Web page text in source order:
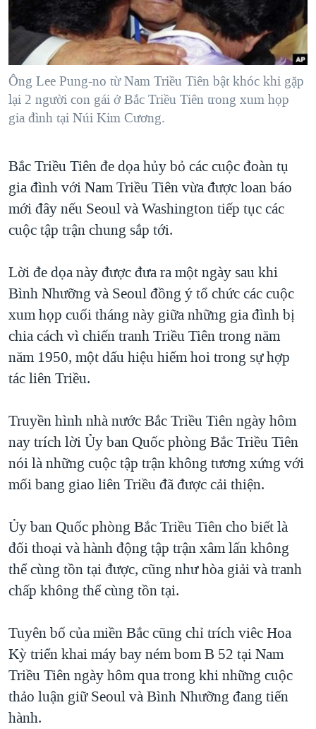
"Tìm"
NGƯỜI VIỆT HẢI NGOẠI
ĐỜI SỐNG
KINH TẾ
KHOA HỌC
SỨC KHOẺ
THỂ THAO
GIÁO DỤC
HÀNH TRÌNH BẦU CỬ 2024
MỘT NĂM CHIẾN TRANH TẠI DẢI GAZA
GIẢI MÃ VÀNH ĐAI & CON ĐƯỜNG
NGÀY TỊ NẠN THẾ GIỚI
CHI PHÍ CHIẾN TRANH AFGHANISTAN
CÁC GIÁ TRỊ CỘNG HÒA Ở VIỆT NAM
THƯỢNG ĐỈNH TRUMP-KIM TẠI VIỆT NAM
NGƯ DÂN VIỆT VÀ LÀN SÓNG TRỘM HẢI SÂM
BÊN KIA QUỐC LỘ: TIẾNG VỌNG TỪ NÔNG THÔN MỸ
QUAN HỆ VIỆT MỸ
VIDEO
NGHE
MẠNG XÃ HỘI
Ông Lee Pung-no từ Nam Triều Tiên bật khóc khi gặp
lại 2 người con gái ở Bắc Triều Tiên trong xum họp
gia đình tại Núi Kim Cương.
Bắc Triều Tiên đe dọa hủy bỏ các cuộc đoàn tụ
gia đình với Nam Triều Tiên vừa được loan báo
mới đây nếu Seoul và Washington tiếp tục các
cuộc tập trận chung sắp tới.
Lời đe dọa này được đưa ra một ngày sau khi
Bình Nhưỡng và Seoul đồng ý tổ chức các cuộc
xum họp cuối tháng này giữa những gia đình bị
chia cách vì chiến tranh Triều Tiên trong năm
năm 1950, một dấu hiệu hiếm hoi trong sự hợp
tác liên Triều.
Truyền hình nhà nước Bắc Triều Tiên ngày hôm
nay trích lời Ủy ban Quốc phòng Bắc Triều Tiên
nói là những cuộc tập trận không tương xứng với
mối bang giao liên Triều đã được cải thiện.
Ủy ban Quốc phòng Bắc Triều Tiên cho biết là
đối thoại và hành động tập trận xâm lấn không
thể cùng tồn tại được, cũng như hòa giải và tranh
chấp không thể cùng tồn tại.
Tuyên bố của miền Bắc cũng chỉ trích viêc Hoa
Kỳ triển khai máy bay ném bom B 52 tại Nam
Triều Tiên ngày hôm qua trong khi những cuộc
thảo luận giữ Seoul và Bình Nhưỡng đang tiến
hành.